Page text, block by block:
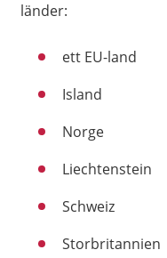
länder:
ett EU-land
Island
Norge
Liechtenstein
Schweiz
Storbritannien